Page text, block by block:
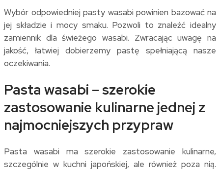
Wybór odpowiedniej pasty wasabi powinien bazować na
jej składzie i mocy smaku. Pozwoli to znaleźć idealny
zamiennik dla świeżego wasabi. Zwracając uwagę na
jakość, łatwiej dobierzemy pastę spełniającą nasze
oczekiwania.
Pasta wasabi – szerokie
zastosowanie kulinarne jednej z
najmocniejszych przypraw
Pasta wasabi ma szerokie zastosowanie kulinarne,
szczególnie w kuchni japońskiej, ale również poza nią.